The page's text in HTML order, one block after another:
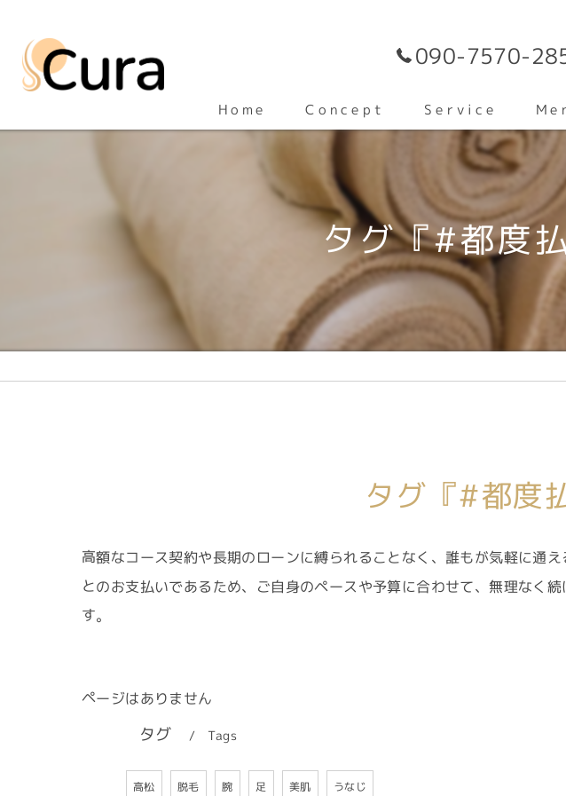
090-7570-
Home Concept Service
タグ『#都度
タグ『#都度
高額なコース契約や長期のローンに縛られることなく、誰もが気軽に通
とのお支払いであるため、ご自身のペースや予算に合わせて、無理なく
す。
ページはありません
タグ Tags
高松 脱毛 腕 足 美肌 うなじ